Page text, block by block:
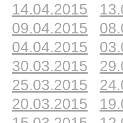
14.04.2015
09.04.2015
04.04.2015
30.03.2015
25.03.2015
20.03.2015